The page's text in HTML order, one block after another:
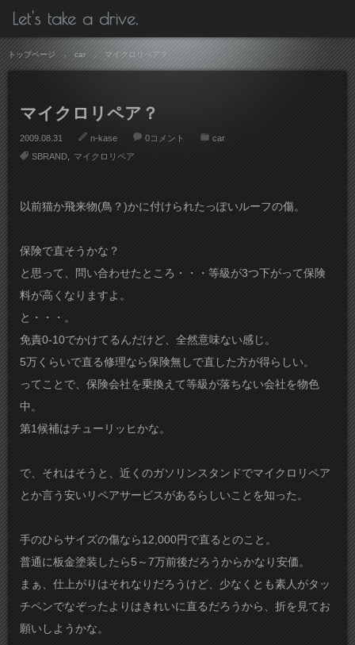
Let's take a drive.
トップページ car マイクロリペア？
マイクロリペア？
2009.08.31 n-kase 0コメント
car
SBRAND
マイクロリペア
以前猫か飛来物(鳥？)かに付けられたっぽいルーフの傷。
保険で直そうかな？
と思って、問い合わせたところ・・・等級が3つ下がって保険
料が高くなりますよ。
と・・・。
免責0-10でかけてるんだけど、全然意味ない感じ。
5万くらいで直る修理なら保険無しで直した方が得らしい。
ってことで、保険会社を乗換えて等級が落ちない会社を物色
中。
第1候補はチューリッヒかな。
で、それはそうと、近くのガソリンスタンドでマイクロリペア
とか言う安いリペアサービスがあるらしいことを知った。
手のひらサイズの傷なら12,000円で直るとのこと。
普通に板金塗装したら5～7万前後だろうからかなり安価。
まぁ、仕上がりはそれなりだろうけど、少なくとも素人がタッ
チペンでなぞったよりはきれいに直るだろうから、折を見てお
願いしようかな。